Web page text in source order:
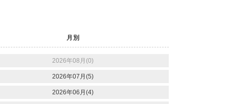
月別
2026年08月(0)
2026年07月(5)
2026年06月(4)